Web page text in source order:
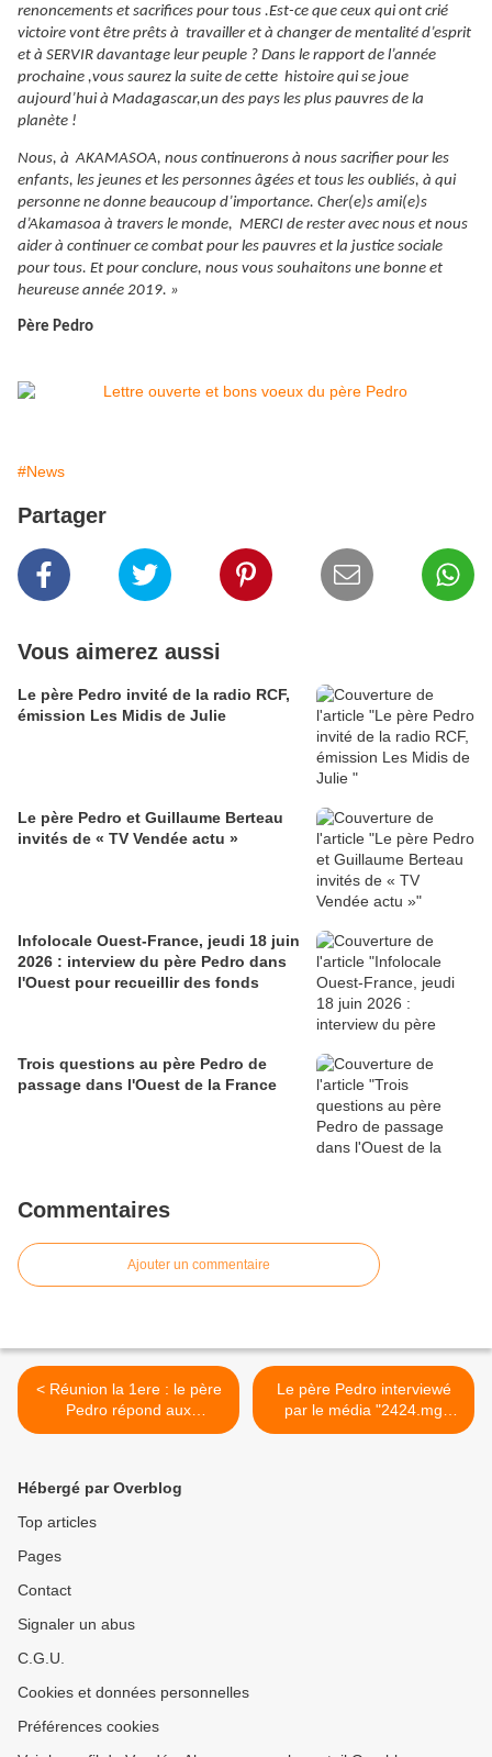
renoncements et sacrifices pour tous .Est-ce que ceux qui ont crié
victoire vont être prêts à travailler et à changer de mentalité d’esprit
et à SERVIR davantage leur peuple ? Dans le rapport de l’année
prochaine ,vous saurez la suite de cette histoire qui se joue
aujourd’hui à Madagascar,un des pays les plus pauvres de la
planète !
Nous, à AKAMASOA, nous continuerons à nous sacrifier pour les
enfants, les jeunes et les personnes âgées et tous les oubliés, à qui
personne ne donne beaucoup d’importance. Cher(e)s ami(e)s
d’Akamasoa à travers le monde, MERCI de rester avec nous et nous
aider à continuer ce combat pour les pauvres et la justice sociale
pour tous. Et pour conclure, nous vous souhaitons une bonne et
heureuse année 2019. »
Père Pedro
#News
Partager
Vous aimerez aussi
Le père Pedro invité de la radio RCF,
émission Les Midis de Julie
Le père Pedro et Guillaume Berteau
invités de « TV Vendée actu »
Infolocale Ouest-France, jeudi 18 juin
2026 : interview du père Pedro dans
l'Ouest pour recueillir des fonds
Trois questions au père Pedro de
passage dans l'Ouest de la France
Commentaires
Ajouter un commentaire
< Réunion la 1ere : le père
Pedro répond aux
questions d'actu
Le père Pedro interviewé
par le média "2424.mg
Actualités & Reportages" >
Hébergé par Overblog
Top articles
Pages
Contact
Signaler un abus
C.G.U.
Cookies et données personnelles
Préférences cookies